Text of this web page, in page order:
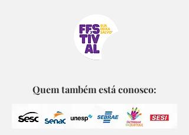
Quem também está conosco: